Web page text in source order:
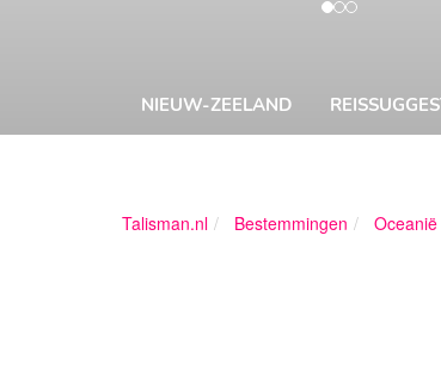
NIEUW-ZEELAND
Talisman.nl Bestemmingen Oceanië